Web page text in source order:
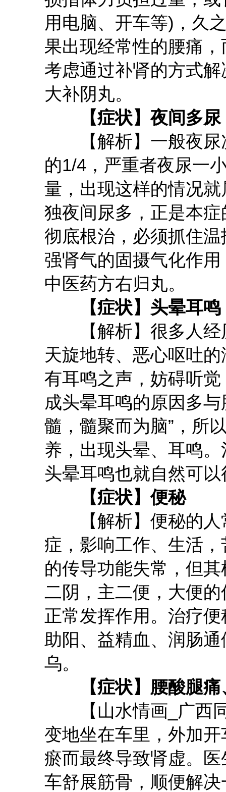
用电脑、开车等)，久
果出现经常性的腰痛
考虑通过补肾的方式
大补阴丸。
【症状】夜间多尿
【解析】一般夜尿
的1/4，严重者夜尿一
量，出现这样的情况就
独夜间尿多，正是本
彻底根治，必须抓住
强肾气的固摄气化作
中医药方右归丸。
【症状】头晕耳鸣
【解析】很多人经
天旋地转、恶心呕吐
有耳鸣之声，妨碍听
成头晕耳鸣的原因多
髓，髓聚而为脑”，所
养，出现头晕、耳鸣
头晕耳鸣也就自然可
【症状】便秘
【解析】便秘的人
症，影响工作、生活
的传导功能失常，但
二阴，主二便，大便
正常发挥作用。治疗
助阳、益精血、润肠
乌。
【症状】腰酸腿
【山水情画_广西同
变地坐在车里，外加
瘀而最终导致肾虚。
车舒展筋骨，顺便解